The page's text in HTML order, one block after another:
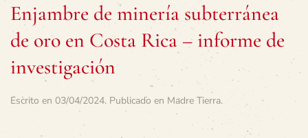
Enjambre de minería subterránea
de oro en Costa Rica – informe de
investigación
Escrito en 03/04/2024. Publicado en Madre Tierra.